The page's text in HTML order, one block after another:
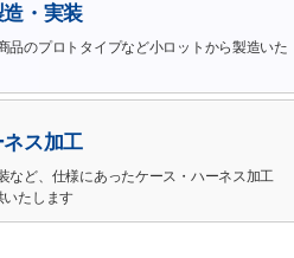
・実装
品のプロトタイプなど小ロットから製造いた
ス加工
など、仕様にあったケース・ハーネス加工
いたします